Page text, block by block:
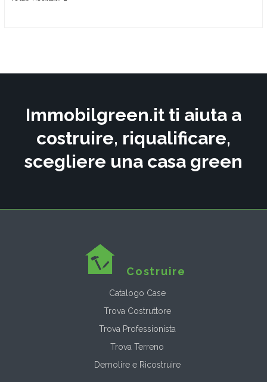
Immobilgreen.it ti aiuta a
costruire, riqualificare,
scegliere una casa green
Costruire
Catalogo Case
Trova Costruttore
Trova Professionista
Trova Terreno
Demolire e Ricostruire